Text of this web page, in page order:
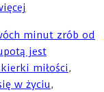
minut zrób od
jest
miłości,
w życiu,